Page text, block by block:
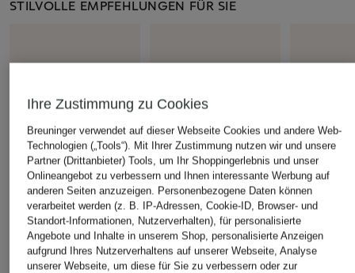
STILVOLLE EMPFEHLUNGEN FÜR SIE
+Aktionsrabatt
Sneaker CLOUD 6
+Aktionsrabatt
On
Sneaker CLOUD 6
+Aktionsrabatt
On
Ihre Zustimmung zu Cookies
Breuninger verwendet auf dieser Webseite Cookies und andere Web-
Technologien („Tools“). Mit Ihrer Zustimmung nutzen wir und unsere
Partner (Drittanbieter) Tools, um Ihr Shoppingerlebnis und unser
Onlineangebot zu verbessern und Ihnen interessante Werbung auf
anderen Seiten anzuzeigen. Personenbezogene Daten können
verarbeitet werden (z. B. IP-Adressen, Cookie-ID, Browser- und
Standort-Informationen, Nutzerverhalten), für personalisierte
Angebote und Inhalte in unserem Shop, personalisierte Anzeigen
aufgrund Ihres Nutzerverhaltens auf unserer Webseite, Analyse
unserer Webseite, um diese für Sie zu verbessern oder zur